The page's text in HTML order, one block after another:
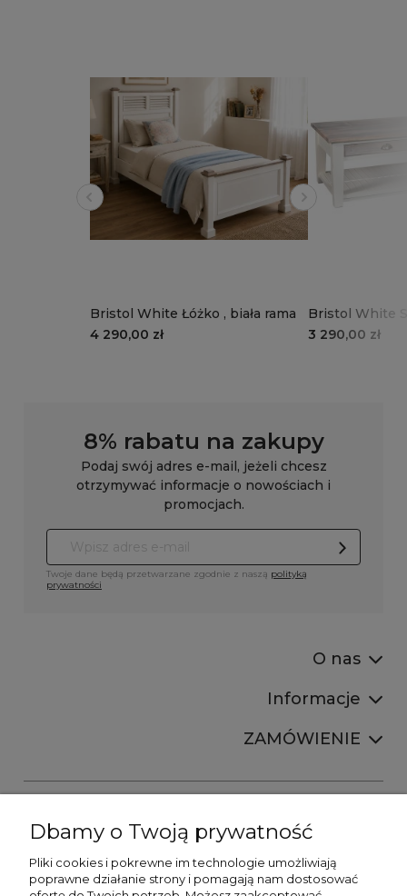
Bristol White Łóżko , biała rama
4 290,00 zł
Bristol White
podłużny
3 290,00 zł
8% rabatu na zakupy
Podaj swój adres e-mail, jeżeli chcesz
otrzymywać informacje o nowościach i
promocjach.
Twoje dane będą przetwarzane zgodnie z naszą polityką
prywatności
O nas
Informacje
ZAMÓWIENIE
+48606673390
sprzedaz@belldecohome.pl
Dbamy o Twoją prywatność
Pliki cookies i pokrewne im technologie umożliwiają
poprawne działanie strony i pomagają nam dostosować